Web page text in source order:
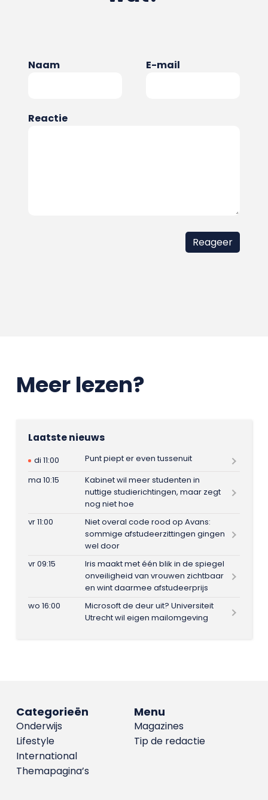
Naam E-mail
Reactie
Meer lezen?
Laatste nieuws
di 11:00
Punt piept er even tussenuit
ma 10:15
Kabinet wil meer studenten in
nuttige studierichtingen, maar zegt
nog niet hoe
vr 11:00
Niet overal code rood op Avans:
sommige afstudeerzittingen gingen
wel door
vr 09:15
Iris maakt met één blik in de spiegel
onveiligheid van vrouwen zichtbaar
en wint daarmee afstudeerprijs
wo 16:00
Microsoft de deur uit? Universiteit
Utrecht wil eigen mailomgeving
Menu
Magazines
Tip de redactie
Categorieën
Onderwijs
Lifestyle
International
Themapagina’s